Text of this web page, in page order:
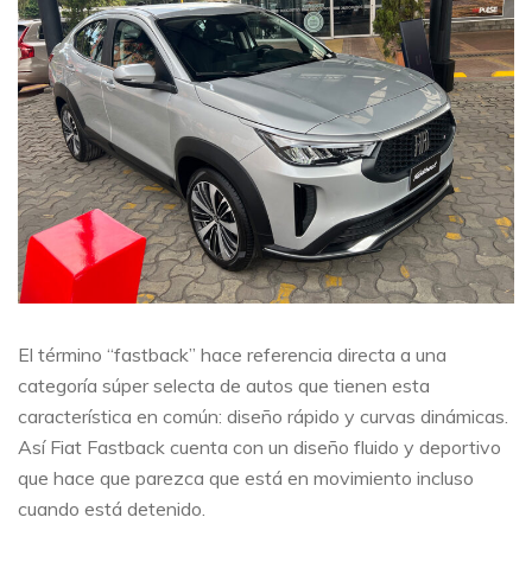
El término “fastback” hace referencia directa a una
categoría súper selecta de autos que tienen esta
característica en común: diseño rápido y curvas dinámicas.
Así Fiat Fastback cuenta con un diseño fluido y deportivo
que hace que parezca que está en movimiento incluso
cuando está detenido.